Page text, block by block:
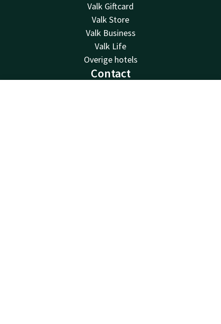
Valk Giftcard
Valk Store
Valk Business
Valk Life
Overige hotels
Contact